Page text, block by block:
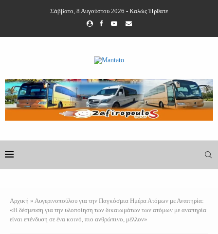
Σάββατο, 8 Αυγούστου 2026 - Καλώς Ήρθατε
Αρχική » Αυγερινοπούλου για την Παγκόσμια Ημέρα Ατόμων με Αναπηρία:
«Η δέσμευση για την υλοποίηση των δικαιωμάτων των ατόμων με αναπηρία
είναι επένδυση σε ένα κοινό, πιο ανθρώπινο, μέλλον»